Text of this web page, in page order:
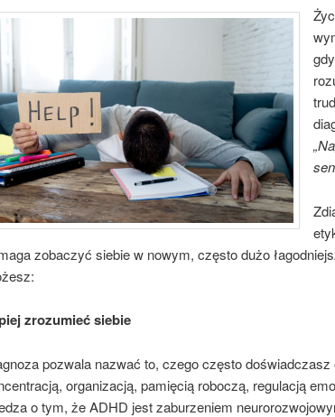
zobaczyć siebie w nowym, często dużo
zrozumieć siebie
pozwala nazwać to, czego często doświadczasz
organizacją, pamięcią roboczą, regulacją
o tym, że ADHD jest zaburzeniem